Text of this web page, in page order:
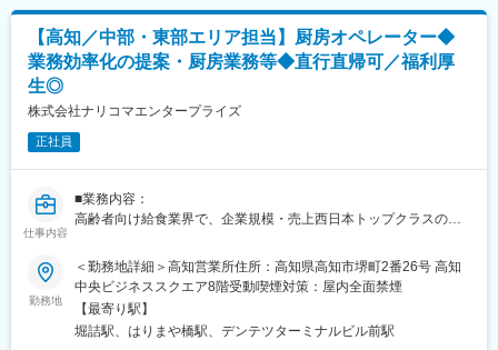
しています。
◆高いシェアを持つ製品：
調剤というニッチな分野で、業界トップクラスのシェアを誇る製
品が多数あります。寡占市場だからこそ、競合製品を使っている
す。
変更の範囲：会社の定める業務
既存顧客から要請があれば、派遣業務で厨房に入って業務をして
いただきます。
西部エリア（四万十市、足摺方面）をお任せします。
役職関係なく、気兼ねなく相談できる雰囲気です。
◇1年後：派遣や支援を通して、アドバイザーと一緒に業務整理で
きるようになっていただきたいと思います。アドバイザーのフォ
ローができるようになることを期待しています。
◇3年後：立上げを主導できるようになっていただきます。イベン
【高知／中部・東部エリア担当】厨房オペレーター◆
業務効率化の提案・厨房業務等◆直行直帰可／福利厚
生◎
株式会社ナリコマエンタープライズ
正社員
仕事内容
■業務内容：
高齢者向け給食業界で、企業規模・売上西日本トップクラスの当
だける方を募集いたします。
■具体的には：
＜厨房業務全般＞
・当社クックチル商品の取扱い
勤務地
＜勤務地詳細＞高知営業所住所：高知県高知市堺町2番26号 高知
中央ビジネススクエア8階受動喫煙対策：屋内全面禁煙
【最寄り駅】
堀詰駅、はりまや橋駅、デンテツターミナルビル前駅